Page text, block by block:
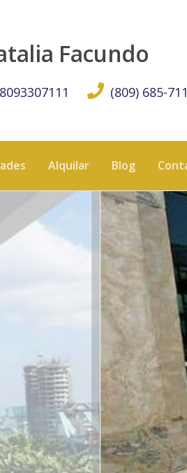
Facundo
8093307111 (809) 685-
Alquilar Blog
con Balcón en Torre Premium